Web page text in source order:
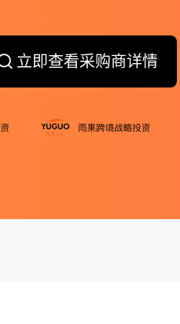
立即查看采购商详情